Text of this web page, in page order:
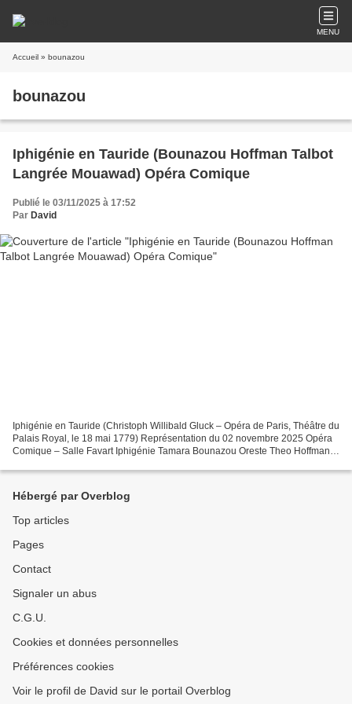
MENU
Accueil » bounazou
bounazou
Iphigénie en Tauride (Bounazou Hoffman Talbot
Langrée Mouawad) Opéra Comique
Publié le 03/11/2025 à 17:52
Par David
Iphigénie en Tauride (Christoph Willibald Gluck – Opéra de Paris, Théâtre du
Palais Royal, le 18 mai 1779) Représentation du 02 novembre 2025 Opéra
Comique – Salle Favart Iphigénie Tamara Bounazou Oreste Theo Hoffman
Hébergé par Overblog
Top articles
Pages
Contact
Signaler un abus
C.G.U.
Cookies et données personnelles
Préférences cookies
Voir le profil de David sur le portail Overblog